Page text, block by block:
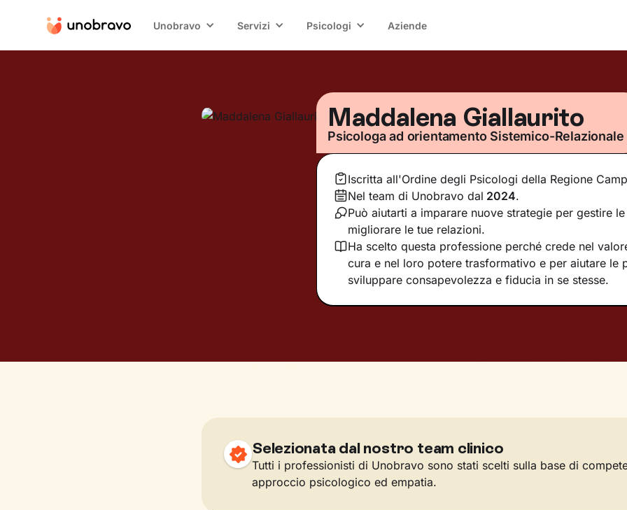
Unobravo Servizi Psicologi Aziende
Maddalena Giallaurito
Psicologa ad orientamento Sistemico-Relazionale
Iscritta all'Ordine degli Psicologi della Regione
Nel team di Unobravo dal 2024.
Può aiutarti a imparare nuove strategie per gestire
migliorare le tue relazioni.
Ha scelto questa professione perché crede nel
cura e nel loro potere trasformativo e per aiutare le
sviluppare consapevolezza e fiducia in se stesse.
Selezionata dal nostro team clinico
Tutti i professionisti di Unobravo sono stati scelti sulla base di
approccio psicologico ed empatia.